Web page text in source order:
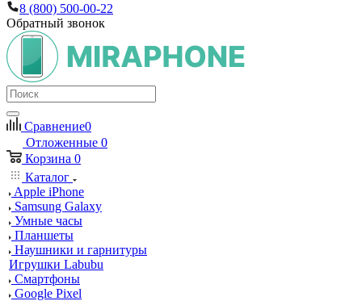
8 (800) 500-00-22
Обратный звонок
Сравнение0
Отложенные 0
Корзина 0
Каталог
Apple iPhone
Samsung Galaxy
Умные часы
Планшеты
Наушники и гарнитуры
Игрушки Labubu
Смартфоны
Google Pixel